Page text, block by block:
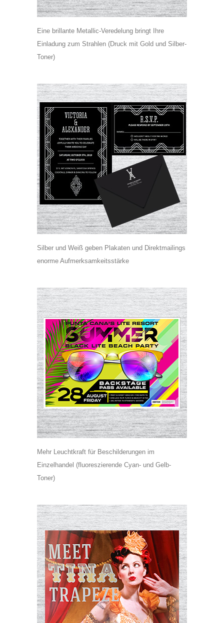
Eine brillante Metallic-Veredelung bringt Ihre
Einladung zum Strahlen (Druck mit Gold und Silber-
Toner)
Silber und Weiß geben Plakaten und Direktmailings
enorme Aufmerksamkeitsstärke
Mehr Leuchtkraft für Beschilderungen im
Einzelhandel (fluoreszierende Cyan- und Gelb-
Toner)